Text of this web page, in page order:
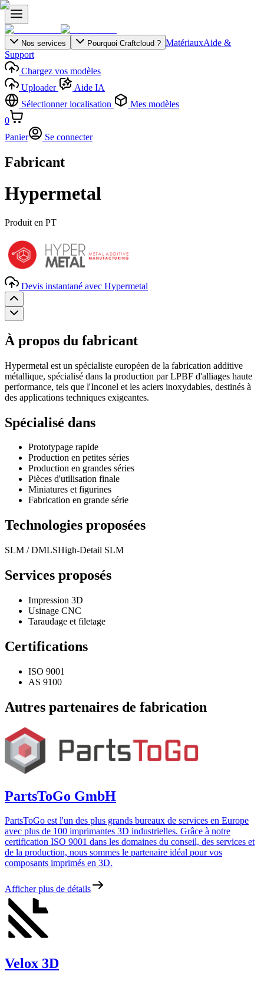
Nos services Pourquoi Craftcloud ? MatériauxAide &
Support
Chargez vos modèles
Uploader
Aide IA
Sélectionner localisation
Mes modèles
0
Panier
Se connecter
Fabricant
Hypermetal
Produit en PT
Devis instantané avec Hypermetal
À propos du fabricant
Hypermetal est un spécialiste européen de la fabrication additive
métallique, spécialisé dans la production par LPBF d'alliages haute
performance, tels que l'Inconel et les aciers inoxydables, destinés à
des applications techniques exigeantes.
Spécialisé dans
Prototypage rapide
Production en petites séries
Production en grandes séries
Pièces d'utilisation finale
Miniatures et figurines
Fabrication en grande série
Technologies proposées
SLM / DMLSHigh-Detail SLM
Services proposés
Impression 3D
Usinage CNC
Taraudage et filetage
Certifications
ISO 9001
AS 9100
Autres partenaires de fabrication
PartsToGo GmbH
PartsToGo est l'un des plus grands bureaux de services en Europe
avec plus de 100 imprimantes 3D industrielles. Grâce à notre
certification ISO 9001 dans les domaines du conseil, des services et
de la production, nous sommes le partenaire idéal pour vos
composants imprimés en 3D.
Afficher plus de détails
Velox 3D